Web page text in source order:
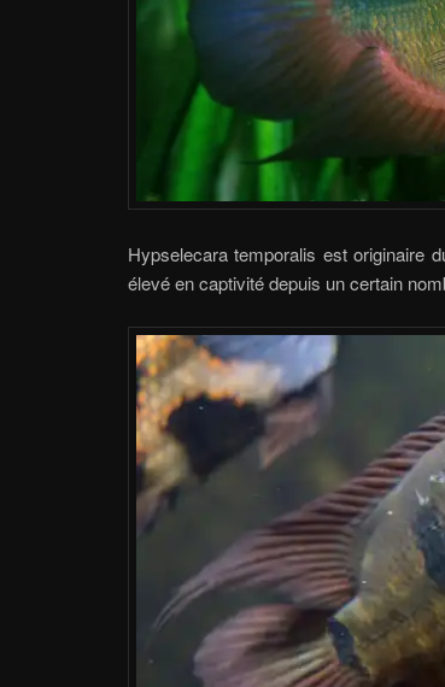
Hypselecara temporalis est originaire
élevé en captivité depuis un certain